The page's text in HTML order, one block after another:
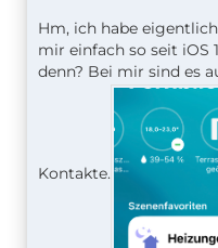
Hm, ich habe
mir einfach so seit iOS
denn? Bei mir sind es
Kontakte.